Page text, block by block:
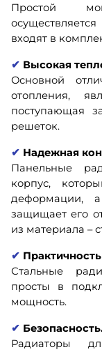
Простой
входят в
✔ Высокая
Основной
отопления,
поступающая
решеток.
✔ Надежная
Панельные
корпус,
деформации,
защищает его
из материала –
✔ Практичность
Стальные
просты в
мощность.
✔
Радиаторы